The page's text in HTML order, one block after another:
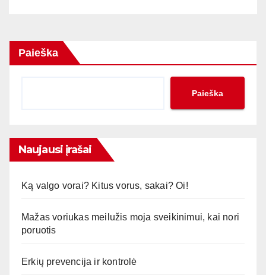
Paieška
Paieška
Naujausi įrašai
Ką valgo vorai? Kitus vorus, sakai? Oi!
Mažas voriukas meilužis moja sveikinimui, kai nori
poruotis
Erkių prevencija ir kontrolė